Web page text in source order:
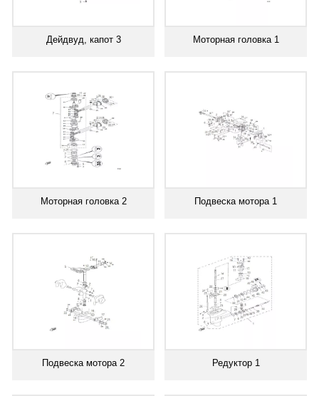
Дейдвуд, капот 3 Моторная головка 1
Моторная головка 2 Подвеска мотора 1
Подвеска мотора 2 Редуктор 1